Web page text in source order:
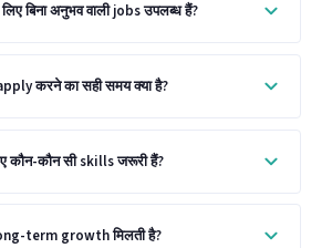
बिना अनुभव वाली jobs उपलब्ध हैं?
करने का सही समय क्या है?
कौन-कौन सी skills जरूरी हैं?
term growth मिलती है?